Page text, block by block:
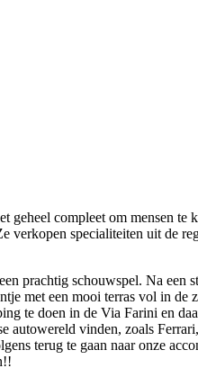
compleet om mensen te
verkopen specialiteiten uit de
prachtig schouwspel. Na een
met een mooi terras vol in de
te doen in de Via Farini en
autowereld vinden, zoals
terug te gaan naar onze